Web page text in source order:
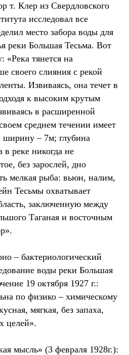
т. Клер из Свердловского
исследовал все
место забора воды для
реки Большая Тесьма. Вот
«Река тянется на
своего слияния с рекой
Извиваясь, она течет в
к высоким крутым
в расширенной
среднем течении имеет
ширину – 7м; глубина
реке никогда не
без зарослей, дно
мелкая рыба: вьюн, налим,
Тесьмы охватывает
заключенную между
Таганая и восточным
– бактериологический
воды реки Большая
19 октября 1927 г.:
по физико – химическому
мягкая, без запаха,
целей».
мысль» (3 февраля 1928г.):